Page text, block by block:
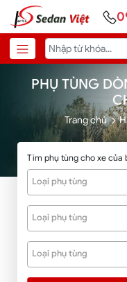
PHỤ TÙNG
Trang chủ
Tìm phụ tùng cho xe của
Loại phụ tùng
Loại phụ tùng
Loại phụ tùng